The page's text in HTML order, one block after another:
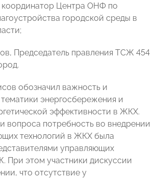
координатор Центра ОНФ по
городской среды в
Председатель правления ТСЖ 454
обозначил важность и
энергосбережения и
эффективности в ЖКХ.
вопроса потребность во внедрении
технологий в ЖКХ была
управляющих
При этом участники дискуссии
что отсутствие у